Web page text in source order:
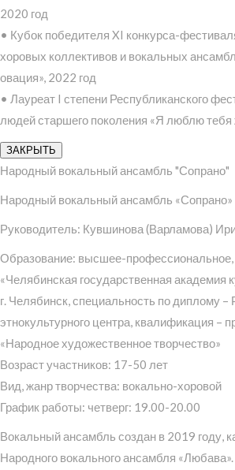
2020 год
• Кубок победителя XI конкурса-
хоровых коллективов и вокальных
овация», 2022 год
• Лауреат I степени Республиканского
людей старшего поколения «Я люблю тебя
ЗАКРЫТЬ
Народный вокальный ансамбль "Сопрано"
Народный вокальный ансамбль «Сопрано»
Руководитель: Кувшинова (Варламова)
Образование: высшее-
«Челябинская государственная академия
г. Челябинск, специальность по диплому –
этнокультурного центра, квалификация –
«Народное художественное творчество»
Возраст участников: 17-50 лет
Вид, жанр творчества: вокально-хоровой
График работы: четверг: 19.00-20.00
Вокальный ансамбль создан в 2019 году,
Народного вокального ансамбля